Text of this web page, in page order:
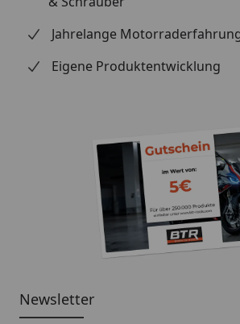
Jahrelange
Eigene Produktentwicklung
Newsletter